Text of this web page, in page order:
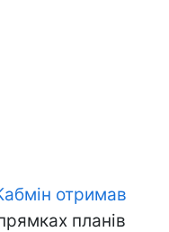
отримав
планів